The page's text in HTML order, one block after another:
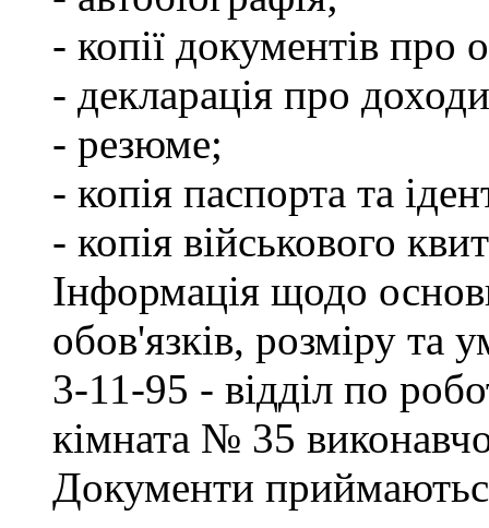
- копії документів про
- декларація про
- резюме;
- копія паспорта та
- копія військового
Інформація щодо
обов'язків, розміру та
3-11-95 - відділ по
кімната № 35
Документи